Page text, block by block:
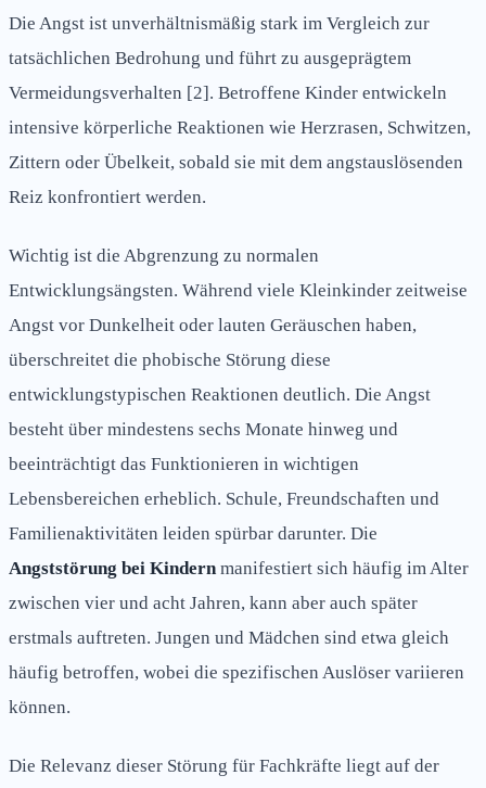
Die Angst ist unverhältnismäßig stark im Vergleich zur
tatsächlichen Bedrohung und führt zu ausgeprägtem
Vermeidungsverhalten [2]. Betroffene Kinder entwickeln
intensive körperliche Reaktionen wie Herzrasen, Schwitzen,
Zittern oder Übelkeit, sobald sie mit dem angstauslösenden
Reiz konfrontiert werden.
Wichtig ist die Abgrenzung zu normalen
Entwicklungsängsten. Während viele Kleinkinder zeitweise
Angst vor Dunkelheit oder lauten Geräuschen haben,
überschreitet die phobische Störung diese
entwicklungstypischen Reaktionen deutlich. Die Angst
besteht über mindestens sechs Monate hinweg und
beeinträchtigt das Funktionieren in wichtigen
Lebensbereichen erheblich. Schule, Freundschaften und
Familienaktivitäten leiden spürbar darunter. Die
Angststörung bei Kindernmanifestiert sich häufig im Alter
zwischen vier und acht Jahren, kann aber auch später
erstmals auftreten. Jungen und Mädchen sind etwa gleich
häufig betroffen, wobei die spezifischen Auslöser variieren
können.
Die Relevanz dieser Störung für Fachkräfte liegt auf der